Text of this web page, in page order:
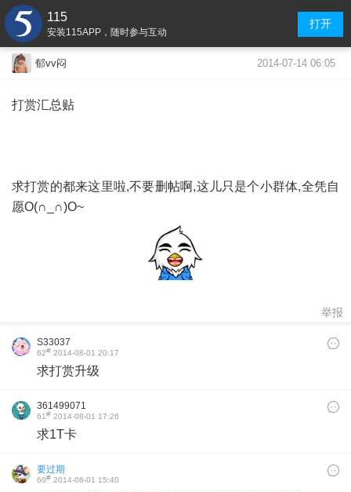
115
安装115APP，随时参与互动
打开
郁vv闷 2014-07-14 06:05
打赏汇总贴
求打赏的都来这里啦,不要删帖啊,这儿只是个小群体,全凭自
愿O(∩_∩)O~
举报
S33037
62# 2014-08-01 20:17
求打赏升级
361499071
61# 2014-08-01 17:26
求1T卡
要过期
60# 2014-08-01 15:40